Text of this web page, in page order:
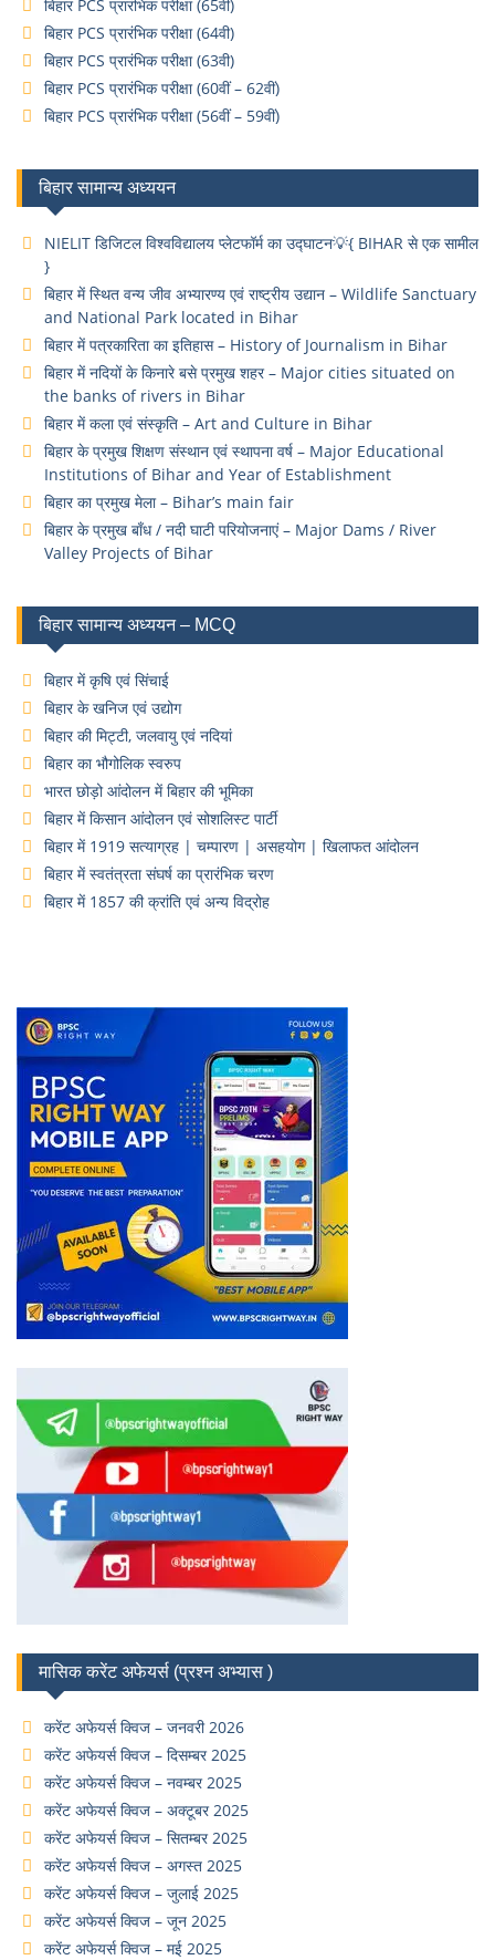
बिहार PCS प्रारंभिक परीक्षा (65वी)
बिहार PCS प्रारंभिक परीक्षा (64वी)
बिहार PCS प्रारंभिक परीक्षा (63वी)
बिहार PCS प्रारंभिक परीक्षा (60वीं – 62वीं)
बिहार PCS प्रारंभिक परीक्षा (56वीं – 59वीं)
बिहार सामान्य अध्ययन
NIELIT डिजिटल विश्वविद्यालय प्लेटफॉर्म का उद्घाटन💡{ BIHAR से एक सामील
}
बिहार में स्थित वन्य जीव अभ्यारण्य एवं राष्ट्रीय उद्यान – Wildlife Sanctuary
and National Park located in Bihar
बिहार में पत्रकारिता का इतिहास – History of Journalism in Bihar
बिहार में नदियों के किनारे बसे प्रमुख शहर – Major cities situated on
the banks of rivers in Bihar
बिहार में कला एवं संस्कृति – Art and Culture in Bihar
बिहार के प्रमुख शिक्षण संस्थान एवं स्थापना वर्ष – Major Educational
Institutions of Bihar and Year of Establishment
बिहार का प्रमुख मेला – Bihar’s main fair
बिहार के प्रमुख बाँध / नदी घाटी परियोजनाएं – Major Dams / River
Valley Projects of Bihar
बिहार सामान्य अध्ययन – MCQ
बिहार में कृषि एवं सिंचाई
बिहार के खनिज एवं उद्योग
बिहार की मिट्टी, जलवायु एवं नदियां
बिहार का भौगोलिक स्वरुप
भारत छोड़ो आंदोलन में बिहार की भूमिका
बिहार में किसान आंदोलन एवं सोशलिस्ट पार्टी
बिहार में 1919 सत्याग्रह | चम्पारण | असहयोग | खिलाफत आंदोलन
बिहार में स्वतंत्रता संघर्ष का प्रारंभिक चरण
बिहार में 1857 की क्रांति एवं अन्य विद्रोह
मासिक करेंट अफेयर्स (प्रश्न अभ्यास )
करेंट अफेयर्स क्विज – जनवरी 2026
करेंट अफेयर्स क्विज – दिसम्बर 2025
करेंट अफेयर्स क्विज – नवम्बर 2025
करेंट अफेयर्स क्विज – अक्टूबर 2025
करेंट अफेयर्स क्विज – सितम्बर 2025
करेंट अफेयर्स क्विज – अगस्त 2025
करेंट अफेयर्स क्विज – जुलाई 2025
करेंट अफेयर्स क्विज – जून 2025
करेंट अफेयर्स क्विज – मई 2025